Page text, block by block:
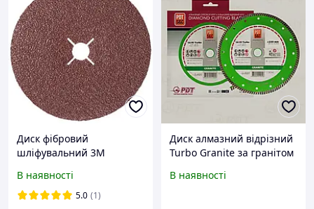
Диск фібровий
шліфувальний 3M
Р36
В наявності
5.0 (1)
Диск алмазний відрізний
Turbo Granite за гранітом
В наявності